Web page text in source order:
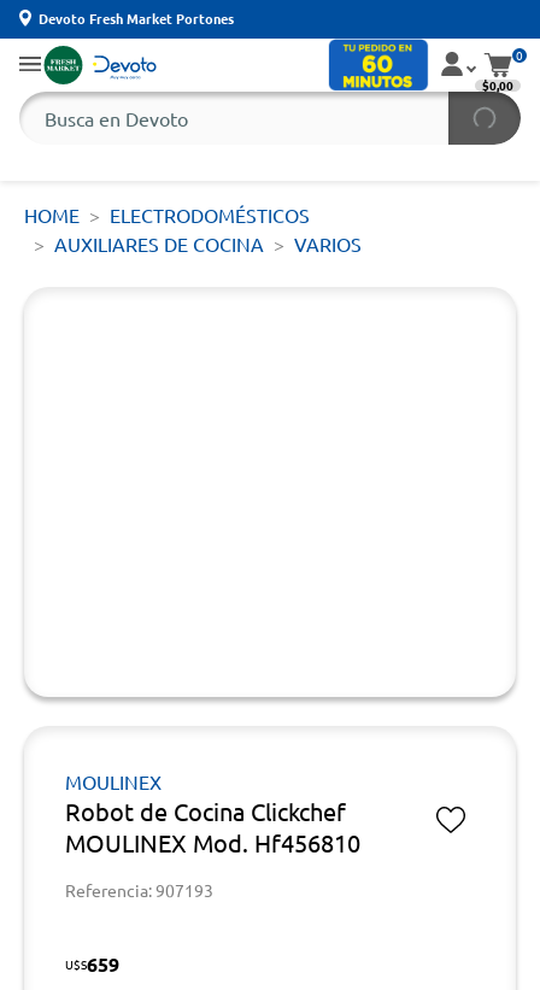
Devoto Fresh Market Portones
0
$0,00
HOME
ELECTRODOMÉSTICOS
AUXILIARES DE COCINA
VARIOS
MOULINEX
Robot de Cocina Clickchef
MOULINEX Mod. Hf456810
Referencia: 907193
U$S659